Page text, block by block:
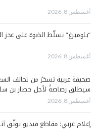
أغسطس 8, 2026
“بلومبرغ” تسلّط الضوءَ على عجز
أغسطس 8, 2026
صحيفة عربية تسخرُ من تحالف
سيطلق رصاصةً لأجل حصار بن
أغسطس 8, 2026
إعلام غربي: مقاطع فيديو توثّق